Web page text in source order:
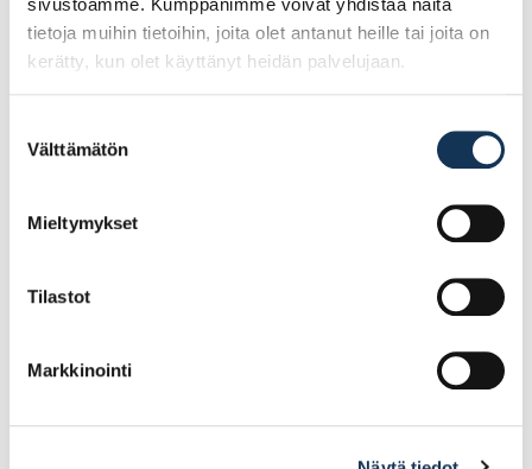
tietoja muihin tietoihin, joita olet antanut heille tai joita on
kerätty, kun olet käyttänyt heidän palvelujaan.
valinta
Välttämätön
Mieltymykset
Tilastot
Markkinointi
QPT Easy blue
Yleissivellin 50mm
Ulkosivellin Unique
100×20, kulma, 2K-
kahva